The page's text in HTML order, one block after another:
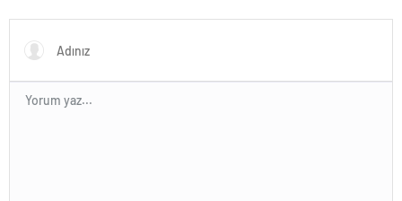
uçurmaya çalıştı
Ligden Çekildi